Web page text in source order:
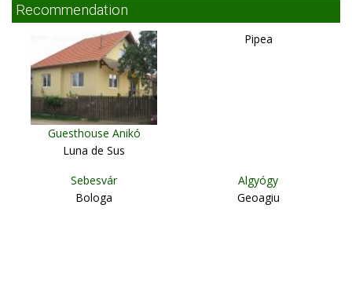
Recommendation
Guesthouse Anikó
Luna de Sus
Pipea
Sebesvár
Bologa
Algyógy
Geoagiu